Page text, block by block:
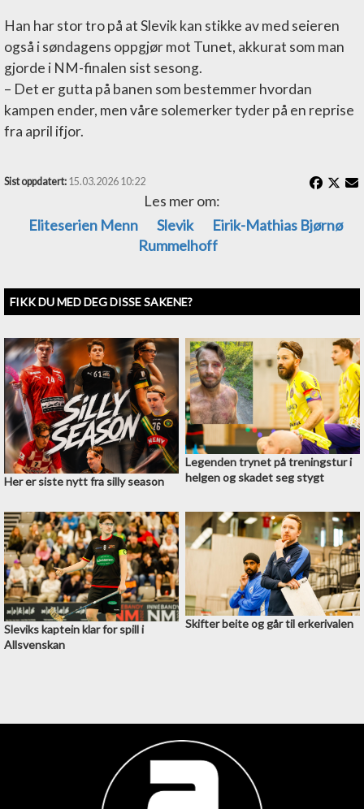
Han har stor tro på at Slevik kan stikke av med seieren
også i søndagens oppgjør mot Tunet, akkurat som man
gjorde i NM-finalen sist sesong.
– Det er gutta på banen som bestemmer hvordan
kampen ender, men våre solemerker tyder på en reprise
fra april ifjor.
Sist oppdatert: 15.03.2026 10:22
Les mer om:
Eliteserien Menn
Slevik
Eirik-Mathias Bjørnø
Rummelhoff
FIKK DU MED DEG DISSE SAKENE?
Her er siste nytt fra silly season
Legenden trynet på treningstur i
helgen og skadet seg stygt
Sleviks kaptein klar for spill i
Allsvenskan
Skifter beite og går til erkerivalen